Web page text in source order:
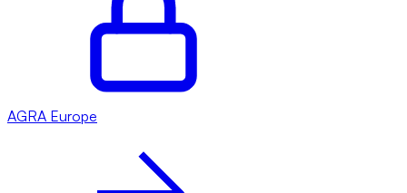
AGRA Europe